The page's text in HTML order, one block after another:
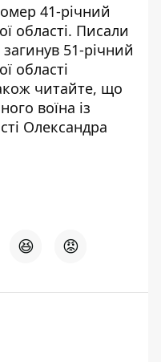
41-річний
області. Писали
загинув 51-річний
області
читайте, що
воїна із
Олександра
😆 😡